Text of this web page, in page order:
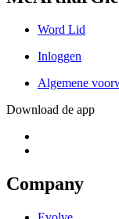
Word Lid
Inloggen
Algemene
Download de app
Company